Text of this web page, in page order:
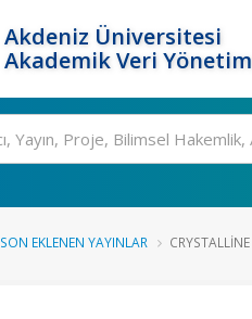
Akdeniz Üniversitesi
Akademik Veri
SON EKLENEN YAYINLAR